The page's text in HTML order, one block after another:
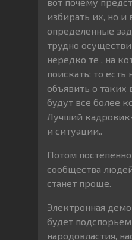
избирать их, но и
определенные
трудно
нередко те , на
поискать: то есть
объявить о таких
будут все более
Лучший
и ситуации..
Потом
сообщества
станет проще.
Электронная
будет
народовластия,